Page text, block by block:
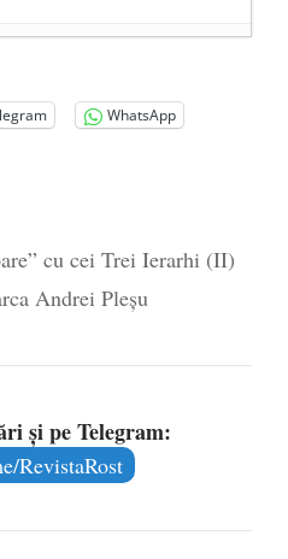
Politica nu e
- 27 noiembrie 2025
Frumos (II) - 10 iunie
WhatsApp
cu cei Trei Ierarhi (II)
Andrei Pleşu
și pe Telegram:
RevistaRost